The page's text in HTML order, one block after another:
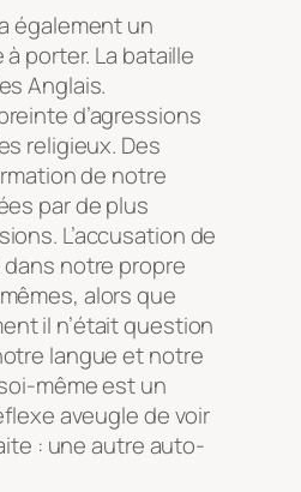
également un
porter. La bataille
Anglais.
d’agressions
religieux. Des
de notre
par de plus
L’accusation de
notre propre
alors que
il n’était question
langue et notre
même est un
aveugle de voir
: une autre auto-